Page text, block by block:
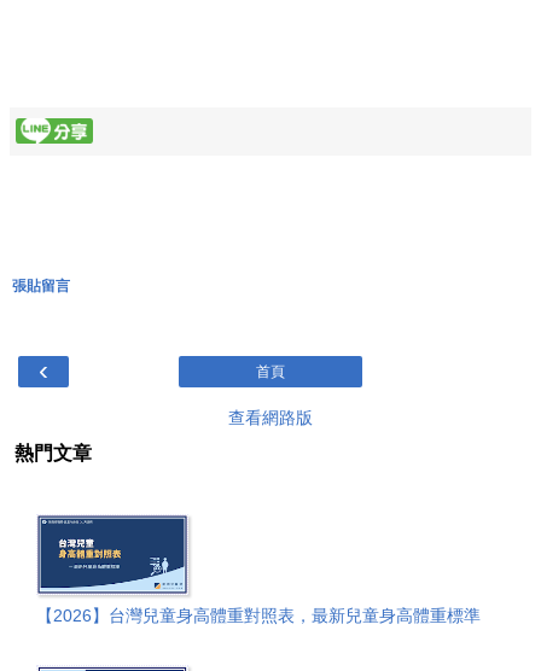
張貼留言
‹ 首頁
查看網路版
熱門文章
【2026】台灣兒童身高體重對照表，最新兒童身高體重標準